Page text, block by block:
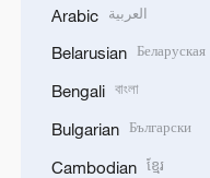
Arabic العربية
Belarusian Беларуская
Bengali বাংলা
Bulgarian Български
Cambodian ខ្មែរ